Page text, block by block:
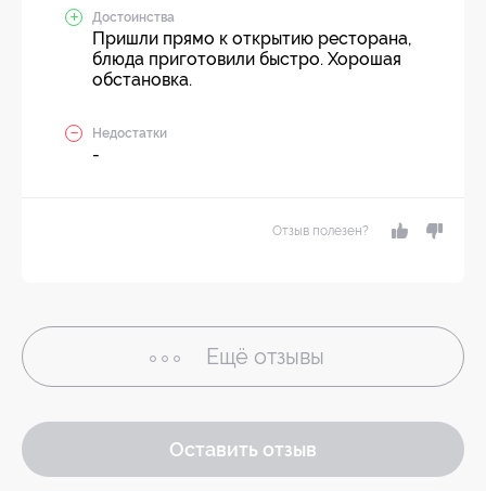
Достоинства
Пришли прямо к открытию ресторана,
блюда приготовили быстро. Хорошая
обстановка.
Недостатки
-
Отзыв полезен?
Ещё отзывы
Оставить отзыв